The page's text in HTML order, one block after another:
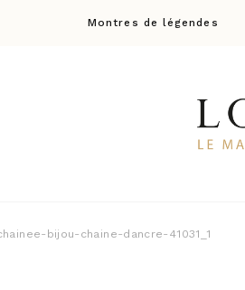
Montres de légendes
bijou-chaine-dancre-41031_1